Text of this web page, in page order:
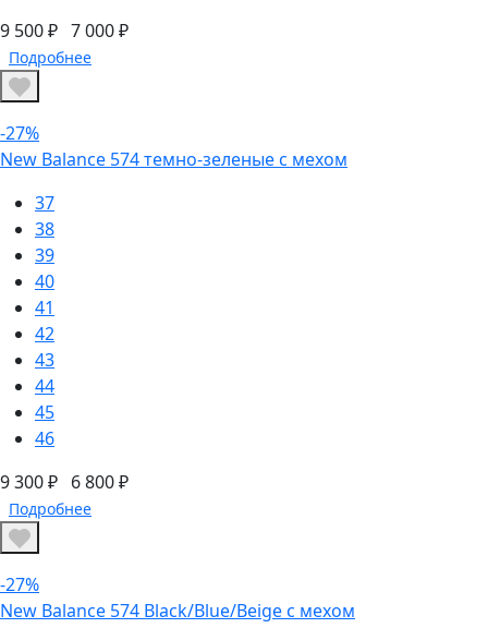
9 500 ₽ 7 000 ₽
Подробнее
-27%
New Balance 574 темно-зеленые с мехом
37
38
39
40
41
42
43
44
45
46
9 300 ₽ 6 800 ₽
Подробнее
-27%
New Balance 574 Black/Blue/Beige с мехом